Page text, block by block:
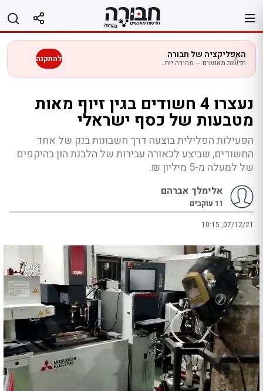
לתוכן
האפליקציה של חבורה
חדשות מאנשים — מהירה יותר בנייד להתקנה
נעצרו 4 חשודים בגין זיוף מאות
מטבעות של כסף ישראלי
הפעילות הפלילית בוצעה דרך חשבונות בנק של אחד
החשודים, שביצע לכאורה עבירות של הלבנת הון בהיקפים
של למעלה מ-5 מיליון ₪.
אלימלך אברהם
11 עוקבים
10:15 ,07/12/21